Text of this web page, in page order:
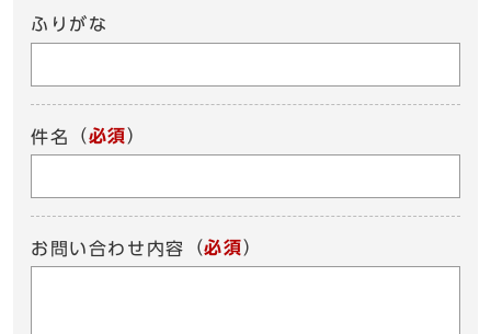
ふりがな
件名 （必須）
お問い合わせ内容 （必須）